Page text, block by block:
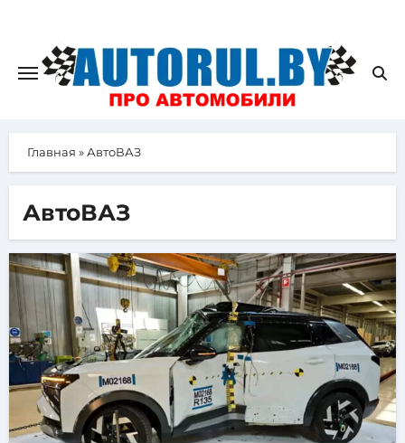
Главная »АвтоВАЗ
АвтоВАЗ